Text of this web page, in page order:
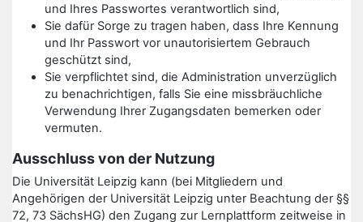
und Ihres Passwortes verantwortlich sind,
Sie dafür Sorge zu tragen haben, dass Ihre Kennung
und Ihr Passwort vor unautorisiertem Gebrauch
geschützt sind,
Sie verpflichtet sind, die Administration unverzüglich
zu benachrichtigen, falls Sie eine missbräuchliche
Verwendung Ihrer Zugangsdaten bemerken oder
vermuten.
Ausschluss von der Nutzung
Die Universität Leipzig kann (bei Mitgliedern und
Angehörigen der Universität Leipzig unter Beachtung der §§
72, 73 SächsHG) den Zugang zur Lernplattform zeitweise in